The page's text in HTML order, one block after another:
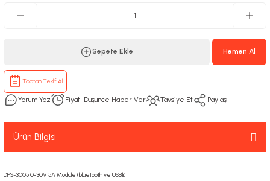
Sepete Ekle Hemen Al
Toptan Teklif Al
Yorum Yaz Fiyatı Düşünce Haber Ver Tavsiye Et Paylaş
Ürün Bilgisi
DPS-3005 0-30V 5A Module (bluetooth ve USB'li)